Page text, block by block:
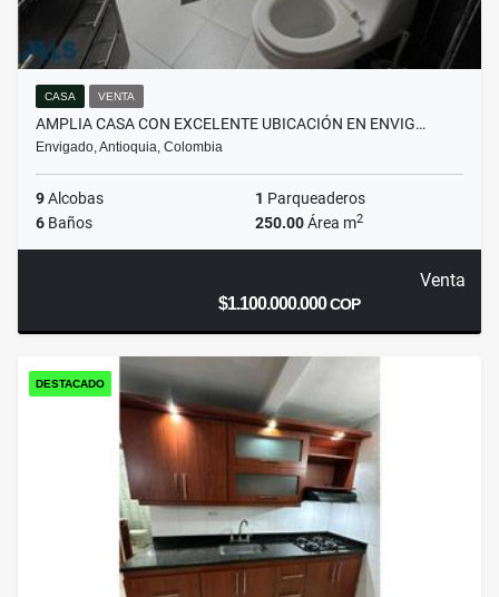
CASA VENTA
AMPLIA CASA CON EXCELENTE UBICACIÓN EN ENVIG…
Envigado, Antioquia, Colombia
9Alcobas 1 Parqueaderos
6 Baños 250.00Área m2
Venta
$1.100.000.000COP
DESTACADO